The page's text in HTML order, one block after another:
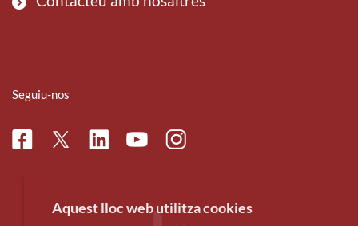
Seguiu-nos
FacebookTwitterLinkedinYoutubeInstagram
Aquest lloc web utilitza cookies